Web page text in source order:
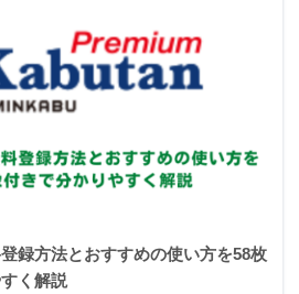
遺留分
み 法定相続分の1/3
録方法とおすすめの使い方を58枚
く解説